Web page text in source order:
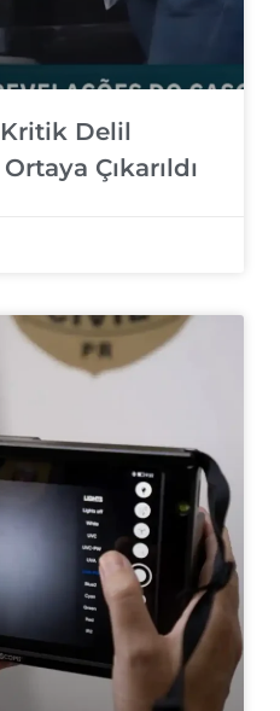
Delil
Çıkarıldı